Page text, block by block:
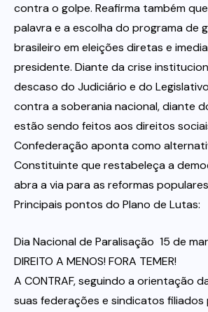
contra o golpe. Reafirma também
palavra e a escolha do programa de
brasileiro em eleições diretas e
presidente. Diante da crise
descaso do Judiciário e do
contra a soberania nacional, diante
estão sendo feitos aos direitos
Confederação aponta como
Constituinte que restabeleça a
abra a via para as reformas
Principais pontos do Plano de Lutas:
Dia Nacional de Paralisação  15 de
DIREITO A MENOS! FORA TEMER!
A CONTRAF, seguindo a orientação
suas federações e sindicatos